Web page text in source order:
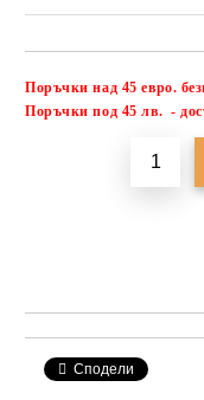
Поръчки над 45 евро.
Поръчки под 45 лв. -
Сподели